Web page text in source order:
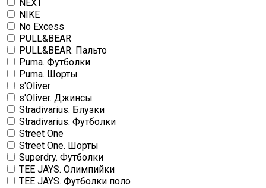
NEXT
NIKE
No Excess
PULL&BEAR
PULL&BEAR. Пальто
Puma. Футболки
Puma. Шорты
s'Oliver
s'Oliver. Джинсы
Stradivarius. Блузки
Stradivarius. Футболки
Street One
Street One. Шорты
Superdry. Футболки
TEE JAYS. Олимпийки
TEE JAYS. Футболки поло